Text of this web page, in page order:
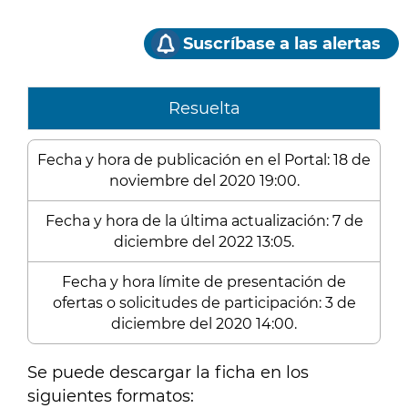
Suscríbase a las alertas
Resuelta
Fecha y hora de publicación en el Portal: 18 de
noviembre del 2020 19:00.
Fecha y hora de la última actualización: 7 de
diciembre del 2022 13:05.
Fecha y hora límite de presentación de
ofertas o solicitudes de participación: 3 de
diciembre del 2020 14:00.
Se puede descargar la ficha en los
siguientes formatos: